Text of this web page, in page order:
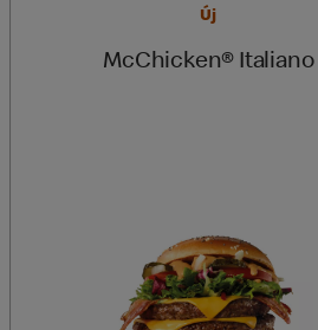
Új
McChicken® Italiano